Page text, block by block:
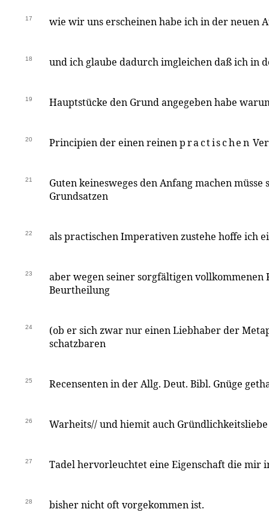
17 wie wir uns erscheinen habe ich in der neuen
18 und ich glaube dadurch imgleichen daß ich in
19 Hauptstücke den Grund angegeben habe
20 Principien der einen reinenpractischen
21
Guten keinesweges den Anfang machen
Grundsatzen
22 als practischen Imperativen zustehe hoffe ich
23
aber wegen seiner sorgfältigen vollkommenen
Beurtheilung
24
(ob er sich zwar nur einen Liebhaber der
schatzbaren
25 Recensenten in der Allg. Deut. Bibl. Gnüge
26 Warheits// und hiemit auch
27 Tadel hervorleuchtet eine Eigenschaft die mir
28 bisher nicht oft vorgekommen ist.